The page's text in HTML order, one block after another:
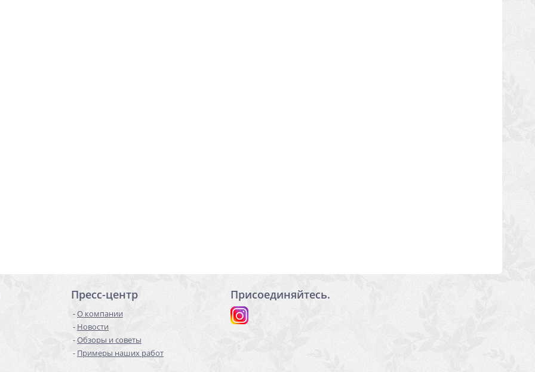
Пресс-центр
О компании
Новости
Обзоры и советы
Примеры наших работ
Присоединяйтесь.